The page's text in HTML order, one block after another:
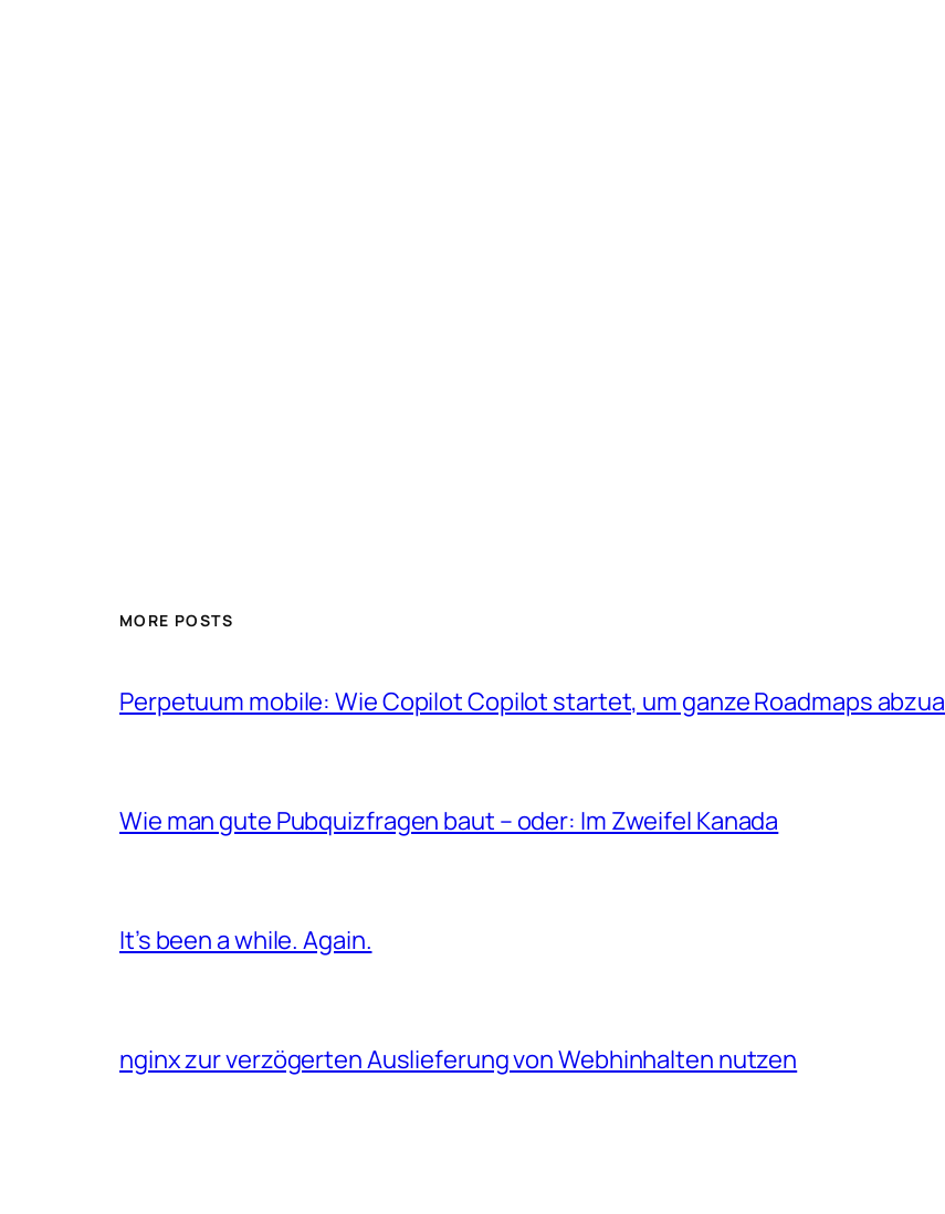
MORE POSTS
Perpetuum mobile: Wie Copilot Copilot startet, um ganze Roadmaps
Wie man gute Pubquizfragen baut – oder: Im Zweifel Kanada
It’s been a while. Again.
nginx zur verzögerten Auslieferung von Webhinhalten nutzen